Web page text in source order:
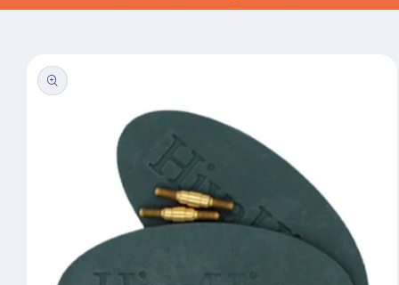
informazioni
sul prodotto